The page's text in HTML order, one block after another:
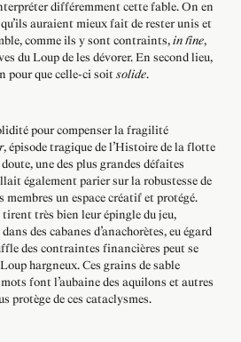
différemment cette fable. On en
auraient mieux fait de rester unis et
comme ils y sont contraints,in fine,
du Loup de les dévorer. En second lieu,
pour que celle-ci soitsolide.
pour compenser la fragilité
, épisode tragique de l’Histoire de la flotte
une des plus grandes défaites
également parier sur la robustesse de
membres un espace créatif et protégé.
très bien leur épingle du jeu,
des cabanes d’anachorètes, eu égard
des contraintes financières peut se
hargneux. Ces grains de sable
font l’aubaine des aquilons et autres
protège de ces cataclysmes.